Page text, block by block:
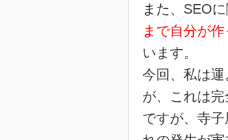
また、SEO
まで自分が
います。
今回、私は
が、これは完
ですが、寺